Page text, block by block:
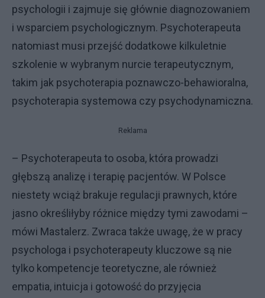
psychologii i zajmuje się głównie diagnozowaniem
i wsparciem psychologicznym. Psychoterapeuta
natomiast musi przejść dodatkowe kilkuletnie
szkolenie w wybranym nurcie terapeutycznym,
takim jak psychoterapia poznawczo-behawioralna,
psychoterapia systemowa czy psychodynamiczna.
Reklama
– Psychoterapeuta to osoba, która prowadzi
głębszą analizę i terapię pacjentów. W Polsce
niestety wciąż brakuje regulacji prawnych, które
jasno określiłyby różnice między tymi zawodami –
mówi Mastalerz. Zwraca także uwagę, że w pracy
psychologa i psychoterapeuty kluczowe są nie
tylko kompetencje teoretyczne, ale również
empatia, intuicja i gotowość do przyjęcia